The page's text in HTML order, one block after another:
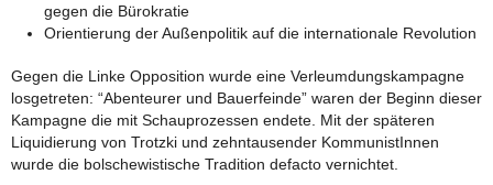
gegen die Bürokratie
Orientierung der Außenpolitik auf die internationale Revolution
Gegen die Linke Opposition wurde eine Verleumdungskampagne
losgetreten: “Abenteurer und Bauerfeinde” waren der Beginn dieser
Kampagne die mit Schauprozessen endete. Mit der späteren
Liquidierung von Trotzki und zehntausender KommunistInnen
wurde die bolschewistische Tradition defacto vernichtet.